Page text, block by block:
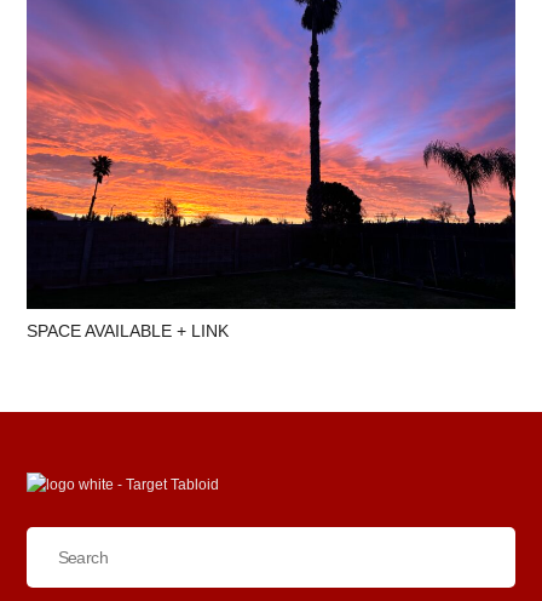
SPACE AVAILABLE + LINK